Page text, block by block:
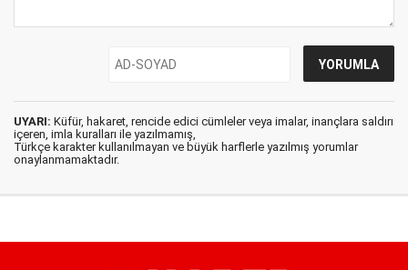
UYARI: Küfür, hakaret, rencide edici cümleler veya imalar, inançlara saldırı
içeren, imla kuralları ile yazılmamış,
Türkçe karakter kullanılmayan ve büyük harflerle yazılmış yorumlar
onaylanmamaktadır.